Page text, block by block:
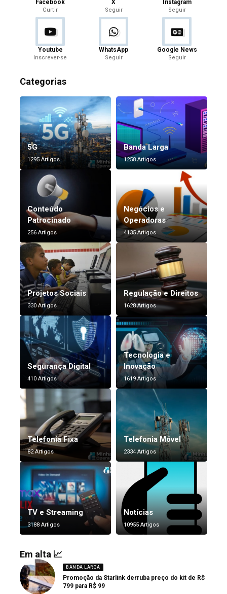
Facebook
Curtir
X
Seguir
Instagram
Seguir
Youtube
Inscrever-se
WhatsApp
Seguir
Google News
Seguir
Categorias
5G
1295 Artigos
Banda Larga
1258 Artigos
Conteúdo
Patrocinado
256 Artigos
Negócios e
Operadoras
4135 Artigos
Projetos Sociais
330 Artigos
Regulação e Direitos
1628 Artigos
Segurança Digital
410 Artigos
Tecnologia e
Inovação
1619 Artigos
Telefonia Fixa
82 Artigos
Telefonia Móvel
2334 Artigos
TV e Streaming
3188 Artigos
Notícias
10955 Artigos
Em alta 📈
BANDA LARGA
Promoção da Starlink derruba preço do kit de R$
799 para R$ 99